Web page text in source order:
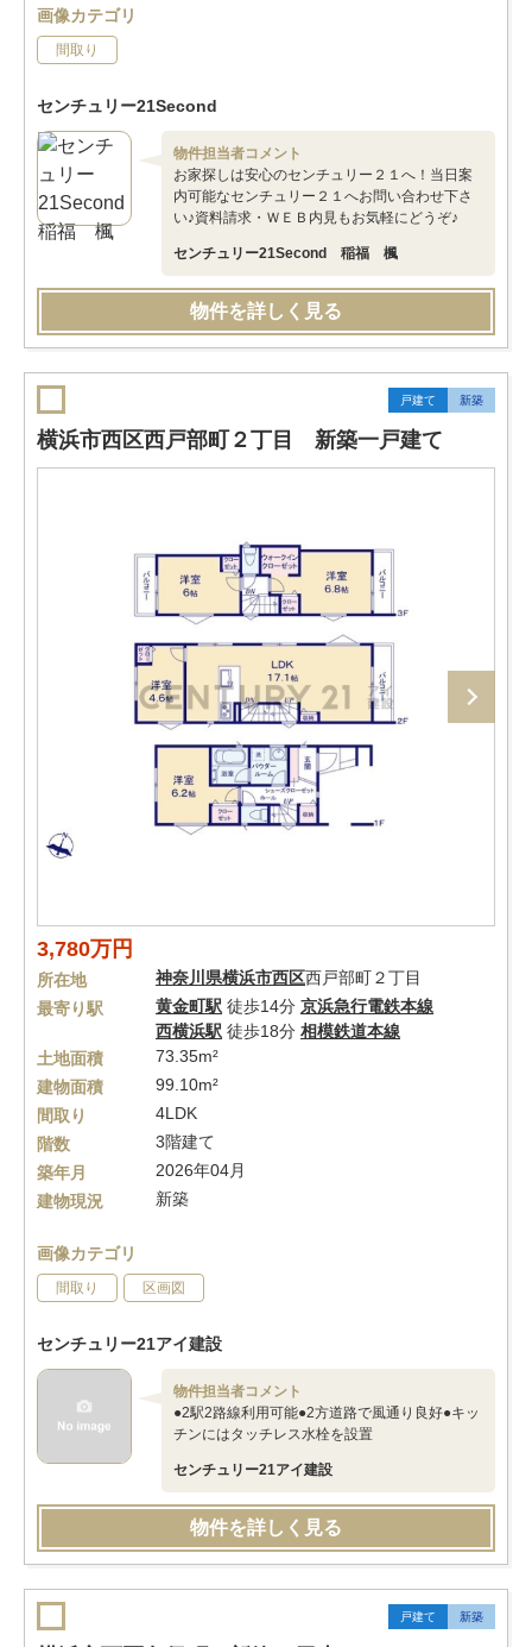
画像カテゴリ
間取り
センチュリー21Second
物件担当者コメント
お家探しは安心のセンチュリー２１へ！当日案
内可能なセンチュリー２１へお問い合わせ下さ
い♪資料請求・ＷＥＢ内見もお気軽にどうぞ♪
センチュリー21Second 稲福 楓
物件を詳しく見る
戸建て 新築
横浜市西区西戸部町２丁目 新築一戸建て
3,780万円
所在地 神奈川県横浜市西区西戸部町２丁目
最寄り駅
黄金町駅 徒歩14分 京浜急行電鉄本線
西横浜駅 徒歩18分 相模鉄道本線
土地面積
73.35m²
建物面積
99.10m²
間取り
4LDK
階数
3階建て
築年月
2026年04月
建物現況
新築
画像カテゴリ
間取り 区画図
センチュリー21アイ建設
物件担当者コメント
●2駅2路線利用可能●2方道路で風通り良好●キッ
チンにはタッチレス水栓を設置
センチュリー21アイ建設
物件を詳しく見る
戸建て 新築